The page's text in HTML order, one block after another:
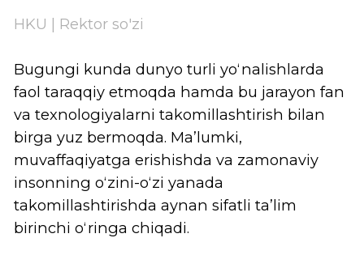
Kim, Minjung
Koreyashunoslik
kafedrasi mudiri